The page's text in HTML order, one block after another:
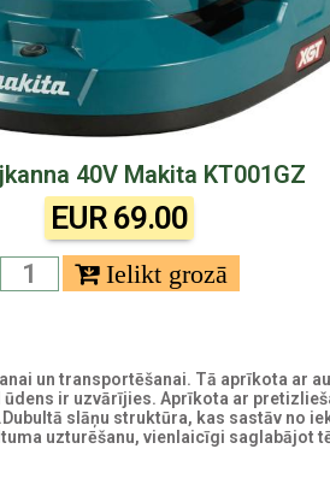
40V Makita KT001GZ
EUR 69.00
un transportēšanai. Tā aprīkota ar
ir uzvārījies. Aprīkota ar
slāņu struktūra, kas sastāv no
uzturēšanu, vienlaicīgi saglabājot